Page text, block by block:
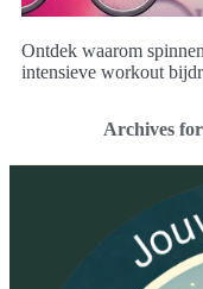
Ontdek waarom
intensieve workout
Archives